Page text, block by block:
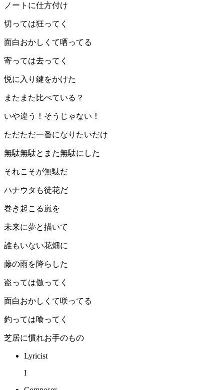
ノートに仕方付け
切っては狂ってく
面白おかしくて哂ってる
寄っては去ってく
悦に入り鍵をかけた
またまた比べている？
いや違う！そうじゃない！
ただただ一番になりたいだけ
無駄無駄とまた無駄にした
それこそが無駄だ
ハナウタも徒花だ
巻き起こる嵐を
未来に夢と描いて
誰もいない花畑に
藤の雨を降らした
盗っては倣ってく
面白おかしくて咲ってる
釣っては喰ってく
芝居に慣れお手のもの
Lyricist
I